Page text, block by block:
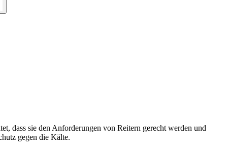
dass sie den Anforderungen von Reitern gerecht werden und
gegen die Kälte.